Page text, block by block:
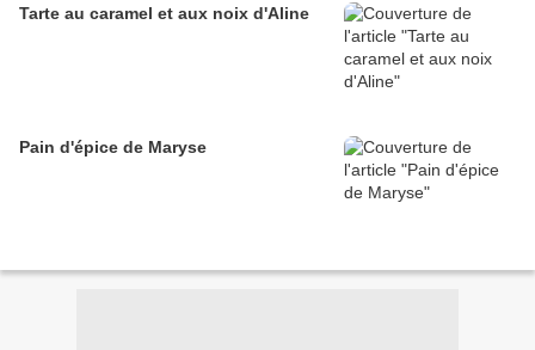
Tarte au caramel et aux noix d'Aline
Pain d'épice de Maryse